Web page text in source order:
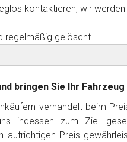
kontaktieren, wir werden
regelmäßig gelöscht..
bringen Sie Ihr Fahrzeug
verhandelt beim
indessen zum Ziel
aufrichtigen Preis